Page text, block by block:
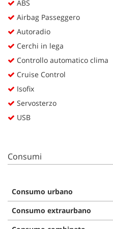
ABS
Airbag Passeggero
Autoradio
Cerchi in lega
Controllo automatico clima
Cruise Control
Isofix
Servosterzo
USB
Consumi
Consumo urbano
Consumo extraurbano
questi
strumenti
di
si
rimanda
alla
cookie
policy.
Puoi
tue
scelte
momento.